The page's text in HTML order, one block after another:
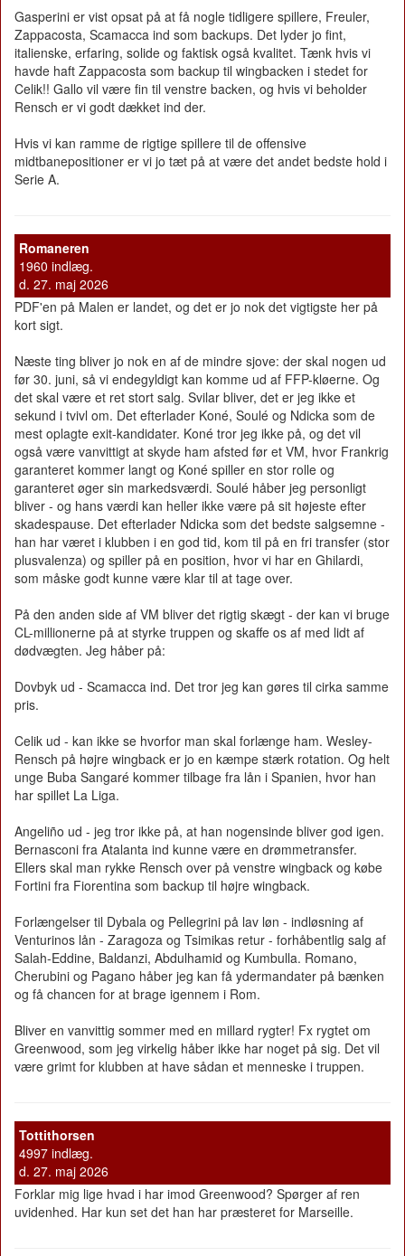
Gasperini er vist opsat på at få nogle tidligere spillere, Freuler,
Zappacosta, Scamacca ind som backups. Det lyder jo fint,
italienske, erfaring, solide og faktisk også kvalitet. Tænk hvis vi
havde haft Zappacosta som backup til wingbacken i stedet for
Celik!! Gallo vil være fin til venstre backen, og hvis vi beholder
Rensch er vi godt dækket ind der.
Hvis vi kan ramme de rigtige spillere til de offensive
midtbanepositioner er vi jo tæt på at være det andet bedste hold i
Serie A.
Romaneren
1960 indlæg.
d. 27. maj 2026
PDF'en på Malen er landet, og det er jo nok det vigtigste her på
kort sigt.
Næste ting bliver jo nok en af de mindre sjove: der skal nogen ud
før 30. juni, så vi endegyldigt kan komme ud af FFP-kløerne. Og
det skal være et ret stort salg. Svilar bliver, det er jeg ikke et
sekund i tvivl om. Det efterlader Koné, Soulé og Ndicka som de
mest oplagte exit-kandidater. Koné tror jeg ikke på, og det vil
også være vanvittigt at skyde ham afsted før et VM, hvor Frankrig
garanteret kommer langt og Koné spiller en stor rolle og
garanteret øger sin markedsværdi. Soulé håber jeg personligt
bliver - og hans værdi kan heller ikke være på sit højeste efter
skadespause. Det efterlader Ndicka som det bedste salgsemne -
han har været i klubben i en god tid, kom til på en fri transfer (stor
plusvalenza) og spiller på en position, hvor vi har en Ghilardi,
som måske godt kunne være klar til at tage over.
På den anden side af VM bliver det rigtig skægt - der kan vi bruge
CL-millionerne på at styrke truppen og skaffe os af med lidt af
dødvægten. Jeg håber på:
Dovbyk ud - Scamacca ind. Det tror jeg kan gøres til cirka samme
pris.
Celik ud - kan ikke se hvorfor man skal forlænge ham. Wesley-
Rensch på højre wingback er jo en kæmpe stærk rotation. Og helt
unge Buba Sangaré kommer tilbage fra lån i Spanien, hvor han
har spillet La Liga.
Angeliño ud - jeg tror ikke på, at han nogensinde bliver god igen.
Bernasconi fra Atalanta ind kunne være en drømmetransfer.
Ellers skal man rykke Rensch over på venstre wingback og købe
Fortini fra Fiorentina som backup til højre wingback.
Forlængelser til Dybala og Pellegrini på lav løn - indløsning af
Venturinos lån - Zaragoza og Tsimikas retur - forhåbentlig salg af
Salah-Eddine, Baldanzi, Abdulhamid og Kumbulla. Romano,
Cherubini og Pagano håber jeg kan få ydermandater på bænken
og få chancen for at brage igennem i Rom.
Bliver en vanvittig sommer med en millard rygter! Fx rygtet om
Greenwood, som jeg virkelig håber ikke har noget på sig. Det vil
være grimt for klubben at have sådan et menneske i truppen.
Tottithorsen
4997 indlæg.
d. 27. maj 2026
Forklar mig lige hvad i har imod Greenwood? Spørger af ren
uvidenhed. Har kun set det han har præsteret for Marseille.